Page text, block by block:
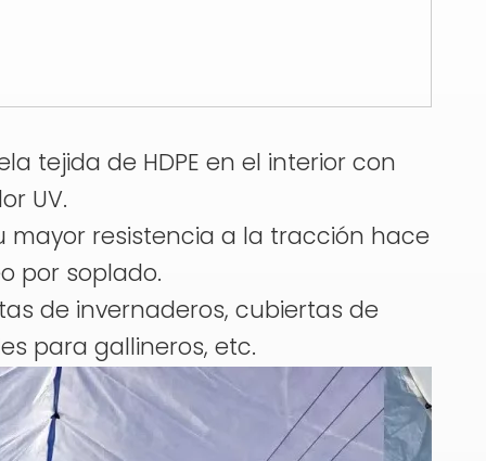
tejida de HDPE en el interior con
UV.
mayor resistencia a la tracción hace
por soplado.
de invernaderos, cubiertas de
para gallineros, etc.